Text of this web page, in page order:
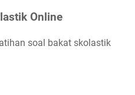
Online
soal bakat skolastik